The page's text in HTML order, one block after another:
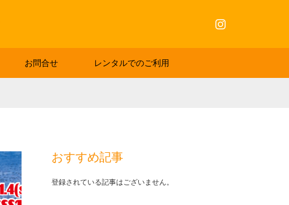
お問合せ レンタルでのご利用
おすすめ記事
登録されている記事はございません。